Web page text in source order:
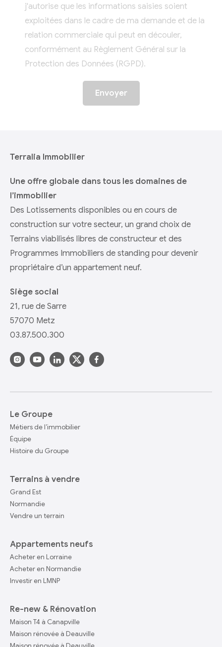
j'autorise que les informations saisies soient
exploitées dans le cadre de ma demande et de la
relation commerciale qui peut en découler,
conformément au Règlement Général sur la
Protection des Données (RGPD).
Terralia Immobilier
Une offre globale dans tous les domaines de
l’immobilier
Des Lotissements disponibles ou en cours de
construction sur votre secteur, un grand choix de
Terrains viabilisés libres de constructeur et des
Programmes Immobiliers de standing pour devenir
propriétaire d’un appartement neuf.
Siège social
21, rue de Sarre
57070 Metz
03.87.500.300
Le Groupe
Métiers de l’immobilier
Équipe
Histoire du Groupe
Terrains à vendre
Grand Est
Normandie
Vendre un terrain
Appartements neufs
Acheter en Lorraine
Acheter en Normandie
Investir en LMNP
Re-new & Rénovation
Maison T4 à Canapville
Maison rénovée à Deauville